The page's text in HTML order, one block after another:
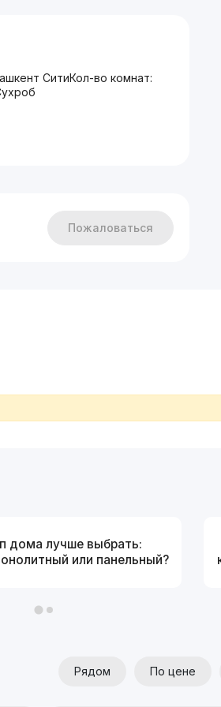
СитиКол-во комнат:
Пожаловаться
дома лучше выбрать:
или панельный?
Рядом По цене